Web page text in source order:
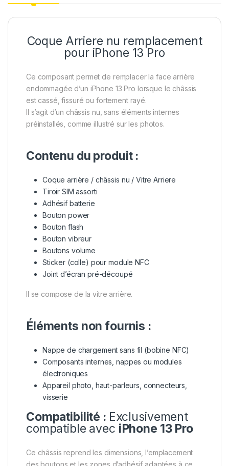
Coque Arriere nu remplacement
pour iPhone 13 Pro
Ce composant permet de remplacer la face arrière
endommagée d’un iPhone 13 Pro lorsque le châssis
est cassé, fissuré ou fortement rayé.
Il s’agit d’un châssis nu, sans éléments internes
préinstallés, comme illustré sur les photos.
Contenu du produit :
Coque arrière / châssis nu / Vitre Arriere
Tiroir SIM assorti
Adhésif batterie
Bouton power
Bouton flash
Bouton vibreur
Boutons volume
Sticker (colle) pour module NFC
Joint d’écran pré-découpé
Il se compose de la vitre arrière.
Éléments non fournis :
Nappe de chargement sans fil (bobine NFC)
Composants internes, nappes ou modules
électroniques
Appareil photo, haut-parleurs, connecteurs,
visserie
Compatibilité : Exclusivement
compatible avec iPhone 13 Pro
Ce châssis reprend les dimensions, l’emplacement
des boutons et les zones d’adhésif adaptées à ce